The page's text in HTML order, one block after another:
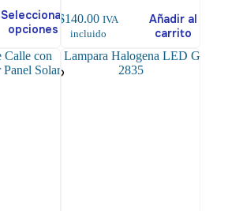
Seleccionar
opciones
$140.00 IVA
incluido
Añadir al
carrito